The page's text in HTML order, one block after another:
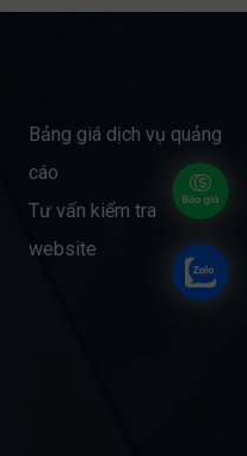
Bảng giá dịch vụ quảng
cáo
Tư vấn kiểm tra
website